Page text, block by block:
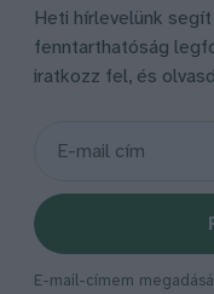
Heti hírlevelünk
fenntarthatóság
iratkozz fel, és
E-mail-címem